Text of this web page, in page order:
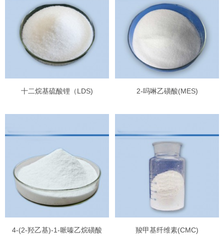
十二烷基硫酸锂（LDS) 2-吗啉乙磺酸(MES)
4-(2-羟乙基)-1-哌嗪乙烷磺酸
羧甲基纤维素(CMC)